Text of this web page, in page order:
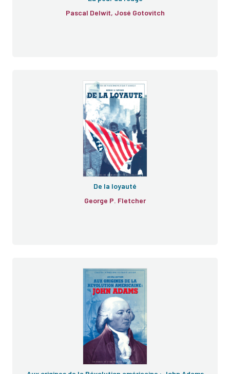
Pascal Delwit, José Gotovitch
De la loyauté
George P. Fletcher